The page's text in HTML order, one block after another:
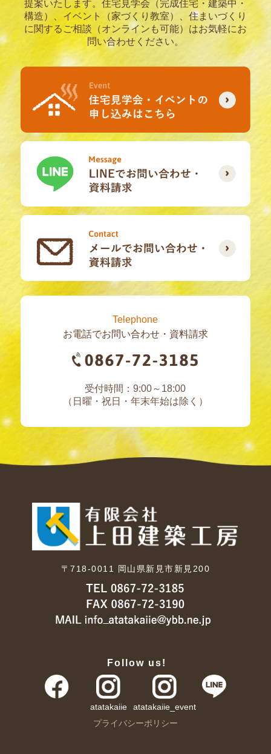
提案いたします。 住宅見学会（完成住宅・建築中・
構造）、イベント（家づくり教室）、住まいづくり
に関するご相談（オンラインも可能）はお気軽にお
問い合わせください。
Telephone
お電話でお問い合わせ・資料請求
受付時間：9:00～18:00
（日曜・祝日・年末年始は除く）
〒718-0011 岡山県新見市新見200
Follow us!
atatakaiie
atatakaiie_event
プライバシーポリシー